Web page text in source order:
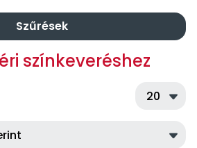
színkeveréshez
Szűrések